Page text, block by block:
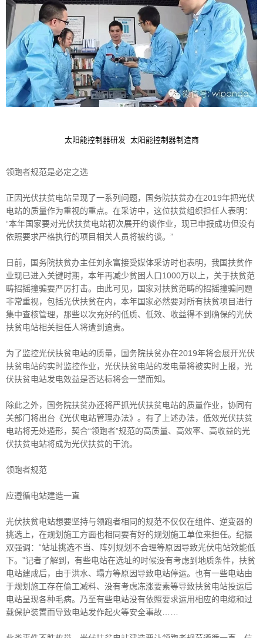
太阳能控制器研发 太阳能控制器制造商
领跑者规范是必定之选
正因光伏扶贫电站呈现了一系列问题，国务院扶贫办在2019年把光伏
电站的质量作为重视的重点。在采访中，这位扶贫组织担任人表明：
“本年国家要对光伏扶贫电站初次展开约谈作业，现已申报成功但没有
依照要求严格执行的项目相关人员将被约谈。”
日前，国务院扶贫办主任刘永富接受媒体采访时也表明，我国扶贫作
业现已进入关键时期，本年再减少贫困人口1000万以上，关于扶贫范
畴招摇撞骗要严厉打击。由此可见，国家对扶贫范畴的招摇撞骗问题
非常重视，包括光伏扶贫在内，本年国家必然要对所有扶贫项目进行
集中查核管理，那些以次充好的低质、低效、收益得不到确保的光伏
扶贫电站相关担任人将遭到追责。
为了监控光伏扶贫电站的质量，国务院扶贫办在2019年将会展开光伏
扶贫电站的实时监控作业，光伏扶贫电站的发电量将被实时上报，光
伏扶贫电站发电效益是否达标将会一望而知。
除此之外，国务院扶贫办还将严抓光伏扶贫电站的质量作业，协同有
关部门将出台《光伏电站管理办法》。有了上述办法，低效光伏扶贫
电站将无处遁形，契合“领跑者”规范的高质量、高效率、高收益的光
伏扶贫电站将成为光伏扶贫的干流。
领跑者规范
应遵循电站建造一直
光伏扶贫电站想要坚持与领跑者相同的规范不仅仅在组件、逆变器的
挑选上，在规划施工方面也相同要有好的规划施工单位来担任。纪振
双强调：“站址挑选不当、阵列规划不合理等原因导致光伏电站效能低
下。”记者了解到，有些电站在选址的时候没有考虑到地质条件，扶贫
电站建成后，由于洪水、塌方等原因导致电站停运。也有一些电站由
于规划施工存在偷工减料、没有考虑冻涨要素等导致扶贫电站投运后
电站呈现各种毛病。乃至有些电站没有依照要求运用相应的电缆和过
载保护装置而导致电站发作起火等安全事故……